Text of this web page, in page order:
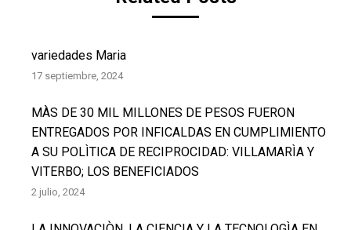
variedades Maria
17 septiembre, 2024
MÀS DE 30 MIL MILLONES DE PESOS FUERON
ENTREGADOS POR INFICALDAS EN CUMPLIMIENTO
A SU POLÌTICA DE RECIPROCIDAD: VILLAMARÌA Y
VITERBO; LOS BENEFICIADOS
2 julio, 2024